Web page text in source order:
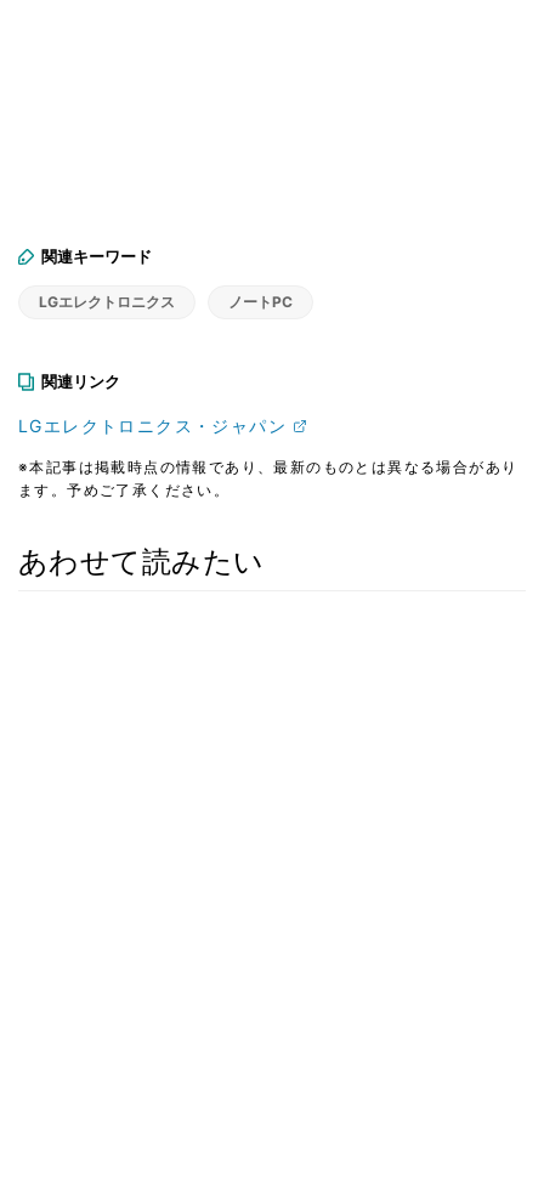
関連キーワード
LGエレクトロニクス ノートPC
関連リンク
LGエレクトロニクス・ジャパン
※本記事は掲載時点の情報であり、最新のものとは異なる場合があり
ます。予めご了承ください。
あわせて読みたい